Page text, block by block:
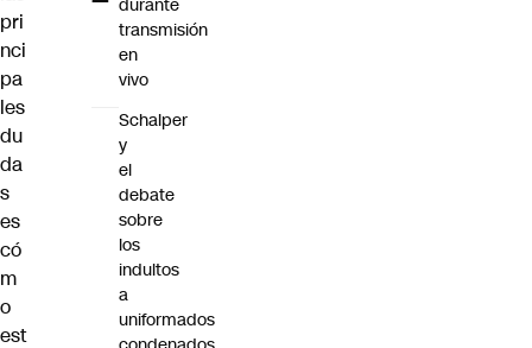
pri
nci
pa
les
du
da
s
es
có
m
o
est
durante
transmisión
en
vivo
Schalper
y
el
debate
sobre
los
indultos
a
uniformados